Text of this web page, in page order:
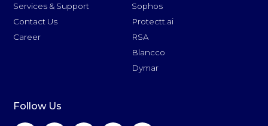
Services & Support
Contact Us
Career
Sophos
Protectt.ai
RSA
Blancco
Dymar
Follow Us